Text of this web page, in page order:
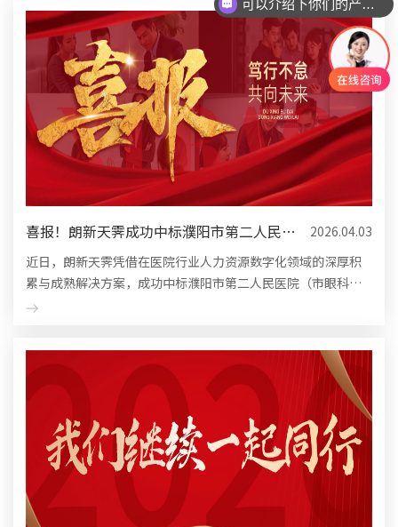
喜报！朗新天霁成功中标濮阳市第二人民医
2026.04.03
近日，朗新天霁凭借在医院行业人力资源数字化领域的深厚积
累与成熟解决方案，成功中标濮阳市第二人民医院（市眼科医
院）人力资源管理系统项目。此次合作将助力濮阳市第二人民
可以介绍下你们的产品么